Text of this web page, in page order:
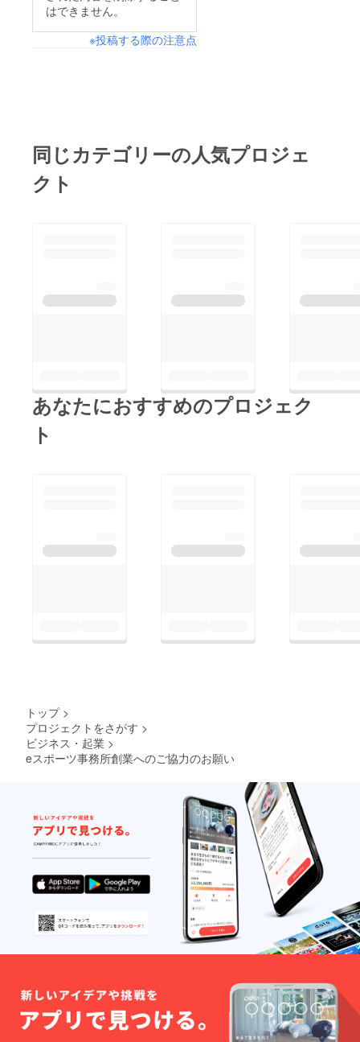
はできません。
※投稿する際の注意点
同じカテゴリーの人気プロジェ
クト
あなたにおすすめのプロジェク
ト
トップ >
プロジェクトをさがす >
ビジネス・起業 >
eスポーツ事務所創業へのご協力のお願い